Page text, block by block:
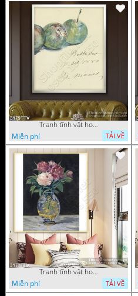
Tranh tĩnh vật hoa quả sơn dầu dán tường đẹp
Miễn phí
TẢI VỀ
Tranh tĩnh vật hoa quả sơn dầu nghệ thuật
Miễn phí
TẢI VỀ